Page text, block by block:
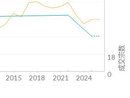
18
0
2015 2018 2021 2024
成交宗数